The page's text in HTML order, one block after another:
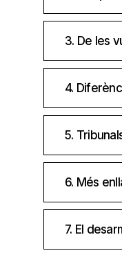
3. De les
4.
5.
6. Més
7. El